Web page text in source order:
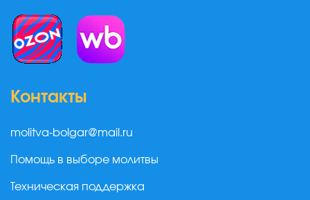
Контакты
molitva-bolgar@mail.ru
Помощь в выборе молитвы
Техническая поддержка